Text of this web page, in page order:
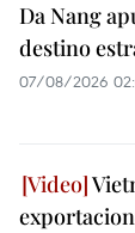
Da Nang
destino
07/08/2026